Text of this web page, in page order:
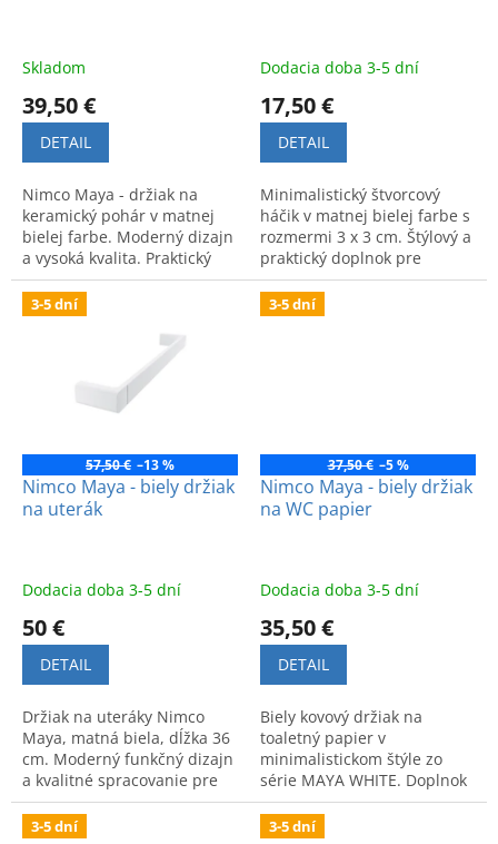
oSkladom
39,50 €
DETAIL
Nimco Maya - držiak na
keramický pohár v matnej
bielej farbe. Moderný dizajn
a vysoká kvalita. Praktický
kúpeľňový doplnok.
Dodacia doba 3-5 dní
17,50 €
DETAIL
Minimalistický štvorcový
háčik v matnej bielej farbe s
rozmermi 3 x 3 cm. Štýlový a
praktický doplnok pre
moderný dizajn a poriadok
vo vašej domácnosti.
3-5 dní
57,50 € –13 %
Nimco Maya - biely držiak
na uterák
Dodacia doba 3-5 dní
50 €
DETAIL
Držiak na uteráky Nimco
Maya, matná biela, dĺžka 36
cm. Moderný funkčný dizajn
a kvalitné spracovanie pre
vašu kúpeľňu.
3-5 dní
37,50 € –5 %
Nimco Maya - biely držiak
na WC papier
Dodacia doba 3-5 dní
35,50 €
DETAIL
Biely kovový držiak na
toaletný papier v
minimalistickom štýle zo
série MAYA WHITE. Doplnok
pre zladený interiér
kúpeľne.
3-5 dní 3-5 dní